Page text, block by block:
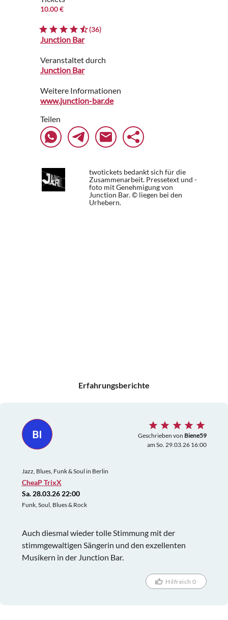
10.00 €
(36)
Junction Bar
Veranstaltet durch
Junction Bar
Weitere Informationen
www.junction-bar.de
Teilen
twotickets bedankt sich für die
Zusammenarbeit. Pressetext und -
foto mit Genehmigung von
Junction Bar. © liegen bei den
Urhebern.
Erfahrungsberichte
BI Geschrieben von Biene59
am So. 29.03.26 16:00
Jazz, Blues, Funk & Soul in Berlin
CheaP TrixX
Sa. 28.03.26 22:00
Funk, Soul, Blues & Rock
Auch diesmal wieder tolle Stimmung mit der
stimmgewaltigen Sängerin und den exzellenten
Musikern in der Junction Bar.
Hilfreich 0